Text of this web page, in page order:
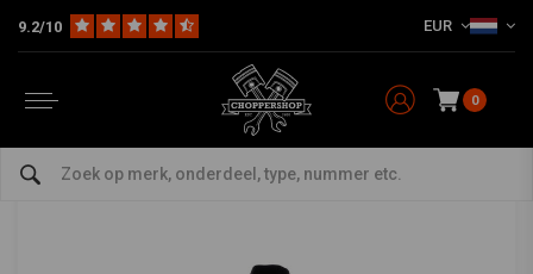
9.2/10 EUR
0
The Biker Brad Nylon-Stufenweste | Schwarz
Brad Nylon-Stufenweste | Schwarz